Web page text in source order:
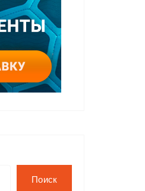
Поиск